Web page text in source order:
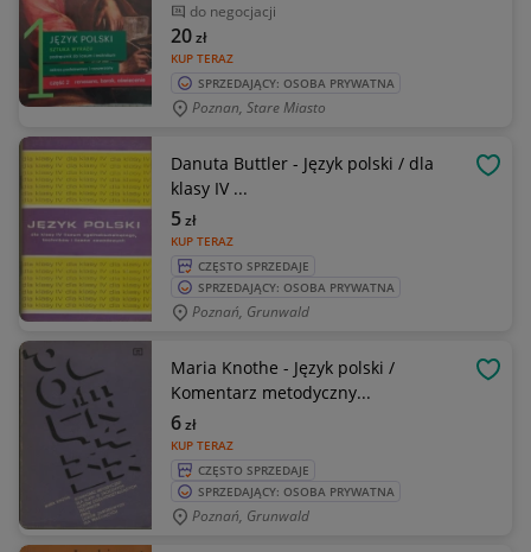
do negocjacji
KUP TERAZ
20zł
SPRZEDAJĄCY: OSOBA PRYWATNA
Poznan, Stare Miasto
Danuta Buttler - Język polski / dla
klasy IV ...
KUP TERAZ
5zł
CZĘSTO SPRZEDAJE
SPRZEDAJĄCY: OSOBA PRYWATNA
Poznań, Grunwald
Maria Knothe - Język polski /
Komentarz metodyczny...
KUP TERAZ
6zł
CZĘSTO SPRZEDAJE
SPRZEDAJĄCY: OSOBA PRYWATNA
Poznań, Grunwald